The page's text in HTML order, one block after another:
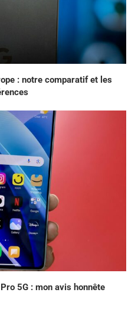
: notre comparatif et les
5G : mon avis honnête